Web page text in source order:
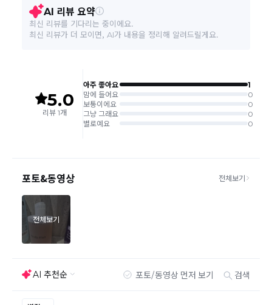
품질보증기준
소비자 상담 관련 전화번호 상품상세설명 참조